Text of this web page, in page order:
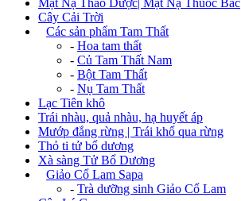
Mặt Nạ Thảo Dược| Mặt Nạ Thuốc Bắc
Cây Cải Trời
Các sản phẩm Tam Thất
- Hoa tam thất
- Củ Tam Thất Nam
- Bột Tam Thất
- Nụ Tam Thất
Lạc Tiên khô
Trái nhàu, quả nhàu, hạ huyết áp
Mướp đắng rừng | Trái khổ qua rừng
Thỏ ti tử bổ dương
Xà sàng Tử Bổ Dương
Giảo Cổ Lam Sapa
- Trà dưỡng sinh Giảo Cổ Lam